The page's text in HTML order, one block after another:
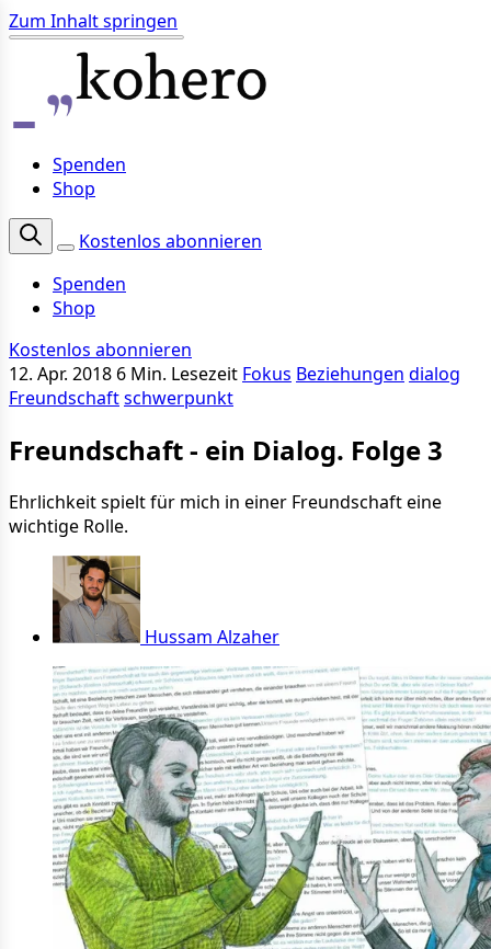
Zum Inhalt springen
Spenden
Shop
Kostenlos abonnieren
Spenden
Shop
Kostenlos abonnieren
12. Apr. 2018 6 Min. Lesezeit Fokus Beziehungen dialog
Freundschaftschwerpunkt
Freundschaft - ein Dialog. Folge 3
Ehrlichkeit spielt für mich in einer Freundschaft eine
wichtige Rolle.
Hussam Alzaher